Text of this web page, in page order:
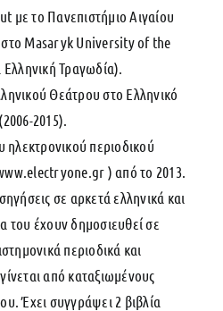
με το Πανεπιστήμιο Αιγαίου
στο Masaryk University of the
Τραγωδία).
Θεάτρου στο Ελληνικό
2015).
ηλεκτρονικού περιοδικού
) από το 2013.
σε αρκετά ελληνικά και
του έχουν δημοσιευθεί σε
περιοδικά και
από καταξιωμένους
Έχει συγγράψει 2 βιβλία